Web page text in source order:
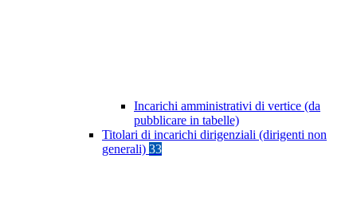
Incarichi amministrativi di vertice (da
pubblicare in tabelle)
Titolari di incarichi dirigenziali (dirigenti non
generali) 33